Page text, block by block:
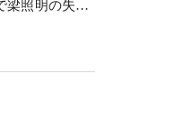
吹き抜けで梁照明の失敗を防ぐ！理想の空間を実現する照明計画